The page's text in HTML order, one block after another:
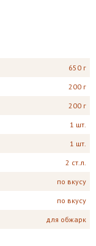
650 г
200 г
200 г
1 шт.
1 шт.
2 ст.л.
по вкусу
по вкусу
для обжарк